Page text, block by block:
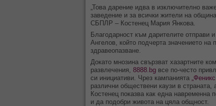
„Това дарение идва в изключително
заведение и за всички жители на
СБПЛР – Костенец Мария Янкова.
Благодарност към дарителите отправи
Ангелов, който подчерта значението на
здравеопазване.
Докато мнозина свързват хазартните
развлечения, 8888.bg все по-често
си инициативи. Чрез кампанията
различни обществени каузи в
Костенец показва как една
и да подобри живота на цяла общност.